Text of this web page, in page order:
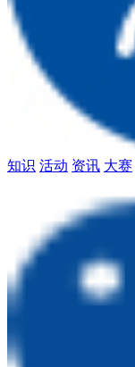
知识 活动 资讯 大赛